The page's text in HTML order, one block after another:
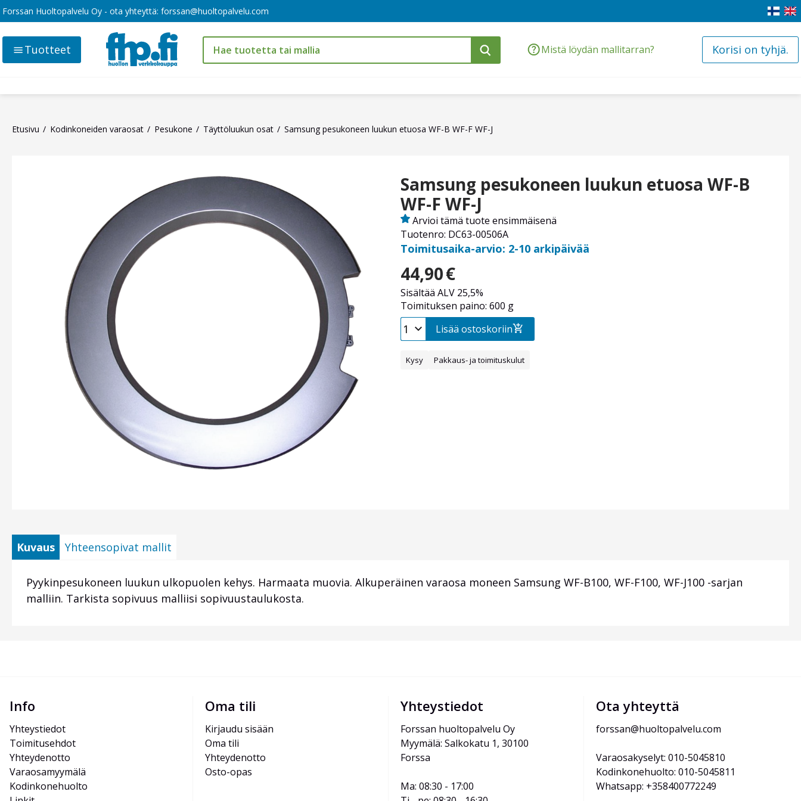
Forssan Huoltopalvelu Oy - ota yhteyttä: forssan@huoltopalvelu.com
Mistä löydän mallitarran? Korisi on tyhjä.
Tuotteet
Etusivu Kodinkoneiden varaosat Pesukone Täyttöluukun osat Samsung pesukoneen luukun etuosa WF-B WF-F WF-J
Samsung pesukoneen luukun etuosa WF-B
WF-F WF-J
Tuotenro: DC63-00506A
Arvioi tämä tuote ensimmäisenä
Toimitusaika-arvio: 2-10 arkipäivää
44,90€
Sisältää ALV 25,5%
Toimituksen paino: 600 g
Lisää ostoskoriin
Kysy Pakkaus- ja toimituskulut
Kuvaus Yhteensopivat mallit
Pyykinpesukoneen luukun ulkopuolen kehys. Harmaata muovia. Alkuperäinen varaosa moneen Samsung WF-B100, WF-F100, WF-J100 -sarjan
malliin. Tarkista sopivuus malliisi sopivuustaulukosta.
Info
Yhteystiedot
Toimitusehdot
Yhteydenotto
Varaosamyymälä
Kodinkonehuolto
Oma tili
Kirjaudu sisään
Oma tili
Yhteydenotto
Osto-opas
Yhteystiedot
Forssan huoltopalvelu Oy
Myymälä: Salkokatu 1, 30100
Forssa
Ma: 08:30 - 17:00
Ota yhteyttä
forssan@huoltopalvelu.com
Varaosakyselyt: 010-5045810
Kodinkonehuolto: 010-5045811
Whatsapp: +358400772249